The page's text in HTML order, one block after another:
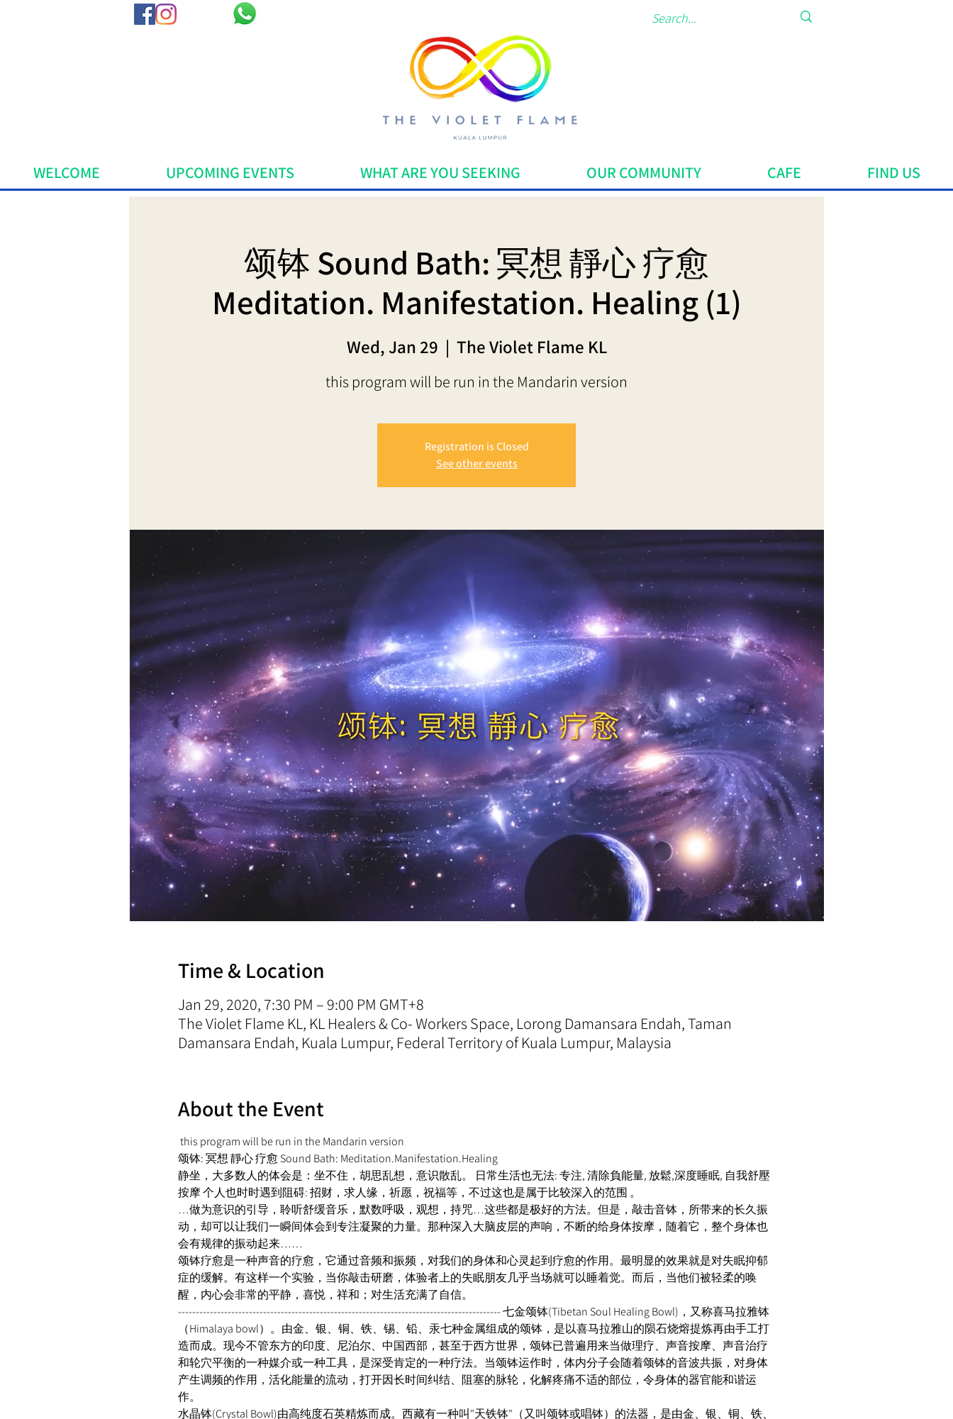
WELCOME UPCOMING EVENTS WHAT ARE YOU SEEKING OUR COMMUNITY CAFE FIND US
颂钵 Sound Bath: 冥想 靜心 疗愈
Meditation. Manifestation. Healing (1)
Wed, Jan 29
  |
The Violet Flame KL
this program will be run in the Mandarin version
Registration is Closed
See other events
Time & Location
Jan 29, 2020, 7:30 PM – 9:00 PM GMT+8
The Violet Flame KL, KL Healers & Co- Workers Space, Lorong Damansara Endah, Taman
Damansara Endah, Kuala Lumpur, Federal Territory of Kuala Lumpur, Malaysia
About the Event
this program will be run in the Mandarin version
颂钵: 冥想 靜心 疗愈 Sound Bath: Meditation.Manifestation.Healing
静坐，大多数人的体会是：坐不住，胡思乱想，意识散乱。 日常生活也无法: 专注, 清除負能量, 放鬆,深度睡眠, 自我舒壓
按摩 个人也时时遇到阻碍: 招财，求人缘，祈愿，祝福等，不过这也是属于比较深入的范围 。
…做为意识的引导，聆听舒缓音乐，默数呼吸，观想，持咒…这些都是极好的方法。但是，敲击音钵，所带来的长久振
动，却可以让我们一瞬间体会到专注凝聚的力量。那种深入大脑皮层的声响，不断的给身体按摩，随着它，整个身体也
会有规律的振动起来……
颂钵疗愈是一种声音的疗愈，它通过音频和振频，对我们的身体和心灵起到疗愈的作用。最明显的效果就是对失眠抑郁
症的缓解。有这样一个实验，当你敲击研磨，体验者上的失眠朋友几乎当场就可以睡着觉。而后，当他们被轻柔的唤
醒，内心会非常的平静，喜悦，祥和；对生活充满了自信。
------------------------------------------------------------------------------------------- 七金颂钵(Tibetan Soul Healing Bowl)，又称喜马拉雅钵
（Himalaya bowl）。由金、银、铜、铁、锡、铅、汞七种金属组成的颂钵，是以喜马拉雅山的陨石烧熔提炼再由手工打
造而成。现今不管东方的印度、尼泊尔、中国西部，甚至于西方世界，颂钵已普遍用来当做理疗、声音按摩、声音治疗
和轮穴平衡的一种媒介或一种工具，是深受肯定的一种疗法。当颂钵运作时，体内分子会随着颂钵的音波共振，对身体
产生调频的作用，活化能量的流动，打开因长时间纠结、阻塞的脉轮，化解疼痛不适的部位，令身体的器官能和谐运
作。
水晶钵(Crystal Bowl)由高纯度石英精炼而成。西藏有一种叫"天铁钵"（又叫颂钵或唱钵）的法器，是由金、银、铜、铁、